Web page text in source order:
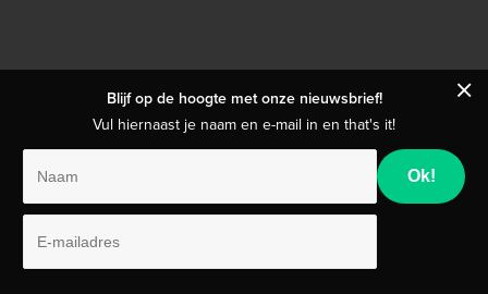
Blijf op de hoogte met onze nieuwsbrief!
Vul hiernaast je naam en e-mail in en that's it!
close